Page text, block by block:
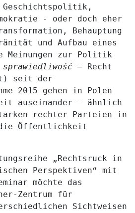
- oder doch eher
Behauptung
und Aufbau eines
Meinungen zur Politik
– Recht
seit der
2015 gehen in Polen
auseinander – ähnlich
rechter Parteien in
die Öffentlichkeit
„Rechtsruck in
Perspektiven“ mit
möchte das
Zentrum für
Sichtweisen